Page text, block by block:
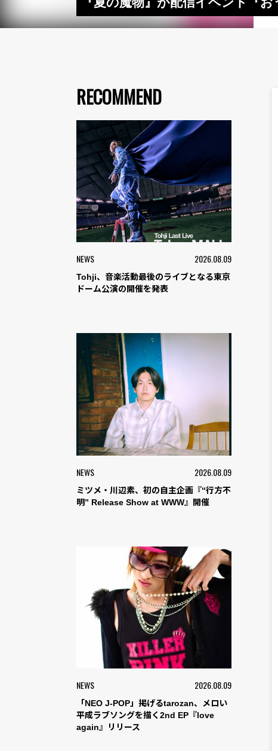
RECOMMEND
NEWS 2026.08.09
Tohji、音楽活動最後のライブとなる東京
ドーム公演の開催を発表
NEWS 2026.08.09
ミツメ・川辺素、初の自主企画『“行方不
明” Release Show at WWW』開催
NEWS 2026.08.09
「NEO J-POP」掲げるtarozan、メロい
平成ラブソングを描く2nd EP『love
again』リリース